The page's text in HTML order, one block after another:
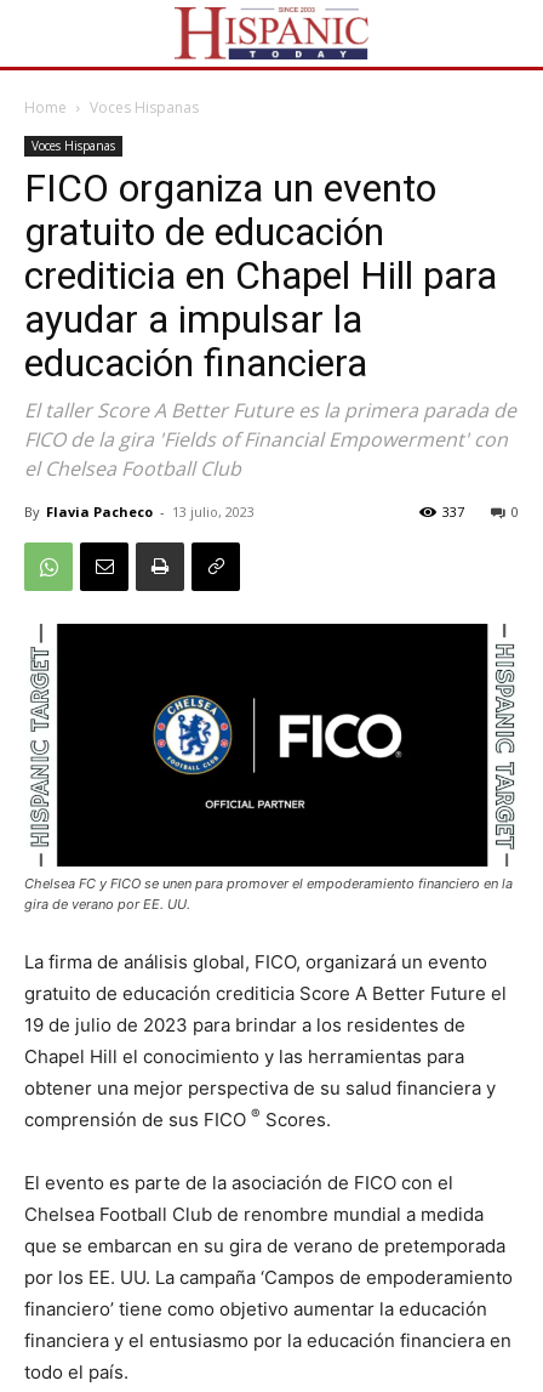
Home Voces Hispanas
Voces Hispanas
FICO organiza un evento
gratuito de educación
crediticia en Chapel Hill para
ayudar a impulsar la
educación financiera
El taller Score A Better Future es la primera parada de
FICO de la gira 'Fields of Financial Empowerment' con
el Chelsea Football Club
By Flavia Pacheco - 13 julio, 2023 0
337
Chelsea FC y FICO se unen para promover el empoderamiento financiero en la
gira de verano por EE. UU.
La firma de análisis global, FICO, organizará un evento
gratuito de educación crediticia Score A Better Future el
19 de julio de 2023 para brindar a los residentes de
Chapel Hill el conocimiento y las herramientas para
obtener una mejor perspectiva de su salud financiera y
comprensión de sus FICO ® Scores.
El evento es parte de la asociación de FICO con el
Chelsea Football Club de renombre mundial a medida
que se embarcan en su gira de verano de pretemporada
por los EE. UU. La campaña ‘Campos de empoderamiento
financiero’ tiene como objetivo aumentar la educación
financiera y el entusiasmo por la educación financiera en
todo el país.